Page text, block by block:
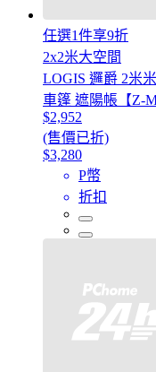
任選1件享9折
2x2米大空間
LOGIS 邏爵 2米
車篷 遮陽帳【Z-
$2,952
(售價已折)
$3,280
P幣
折扣